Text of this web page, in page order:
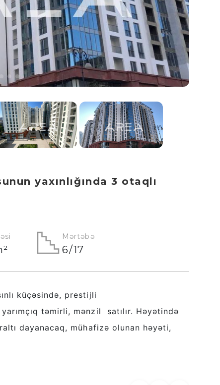
yaxınlığında 3 otaqlı
Mərtəbə
6/17
küçəsində, prestijli
təmirli, mənzil satılır. Həyətində
dayanacaq, mühafizə olunan həyəti,